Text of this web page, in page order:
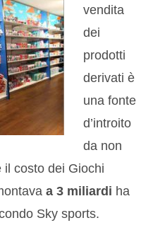
vendita
dei
prodotti
derivati è
una fonte
d’introito
da non
il costo dei Giochi
a 3 miliardi ha
Sky sports.